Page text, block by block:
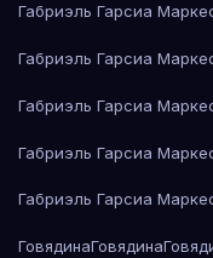
Габриэль Гарсиа
Габриэль Гарсиа
Габриэль Гарсиа
Габриэль Гарсиа
Габриэль Гарсиа
ГовядинаГовядина